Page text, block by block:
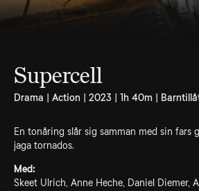
Supercell
Drama | Action | 2023 | 1h 40m |
En tonåring slår sig samman med sin fars
jaga tornados.
Med:
Skeet Ulrich, Anne Heche, Daniel Diemer,